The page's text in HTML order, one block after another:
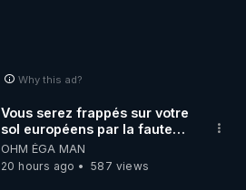
Why this ad?
Vous serez frappés sur votre
sol européens par la faute
des dirigeants qui s'en
mettent dans le nez
OHM ÉGA MAN
20 hours ago
587 views